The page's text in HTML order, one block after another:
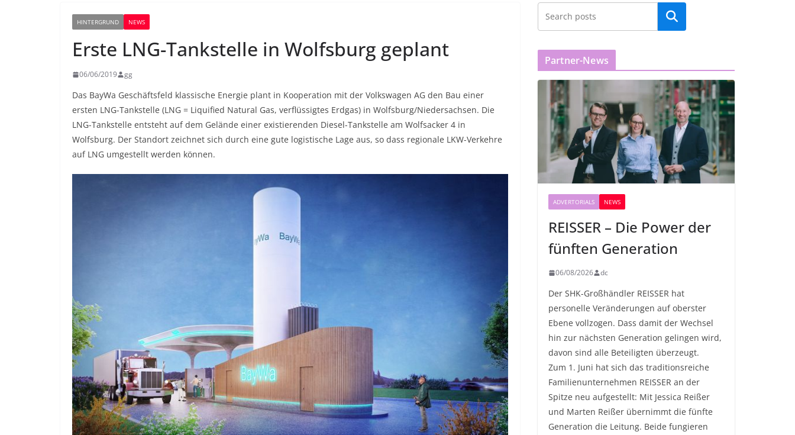
HINTERGRUND NEWS
Erste LNG-Tankstelle in Wolfsburg geplant
06/06/2019 gg
Das BayWa Geschäftsfeld klassische Energie plant in Kooperation mit der Volkswagen AG den Bau einer
ersten LNG-Tankstelle (LNG = Liquified Natural Gas, verflüssigtes Erdgas) in Wolfsburg/Niedersachsen. Die
LNG-Tankstelle entsteht auf dem Gelände einer existierenden Diesel-Tankstelle am Wolfsacker 4 in
Wolfsburg. Der Standort zeichnet sich durch eine gute logistische Lage aus, so dass regionale LKW-Verkehre
auf LNG umgestellt werden können.
Partner-News
ADVERTORIALS NEWS
REISSER – Die Power der
fünften Generation
06/08/2026 dc
Der SHK-Großhändler REISSER hat
personelle Veränderungen auf oberster
Ebene vollzogen. Dass damit der Wechsel
hin zur nächsten Generation gelingen wird,
davon sind alle Beteiligten überzeugt.
Zum 1. Juni hat sich das traditionsreiche
Familienunternehmen REISSER an der
Spitze neu aufgestellt: Mit Jessica Reißer
und Marten Reißer übernimmt die fünfte
Generation die Leitung. Beide fungieren